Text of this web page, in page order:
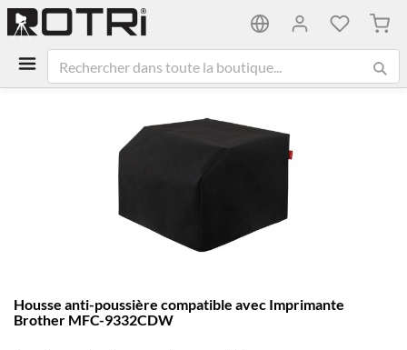
Mon
au
début
Housse anti-poussière compatible avec Imprimante
Brother MFC-9332CDW